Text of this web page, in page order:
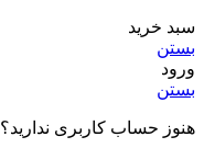
سبد خرید
بستن
ورود
بستن
هنوز حساب کاربری ندارید؟